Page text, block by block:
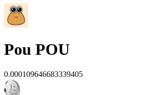
Pou POU
0.000109646683339405